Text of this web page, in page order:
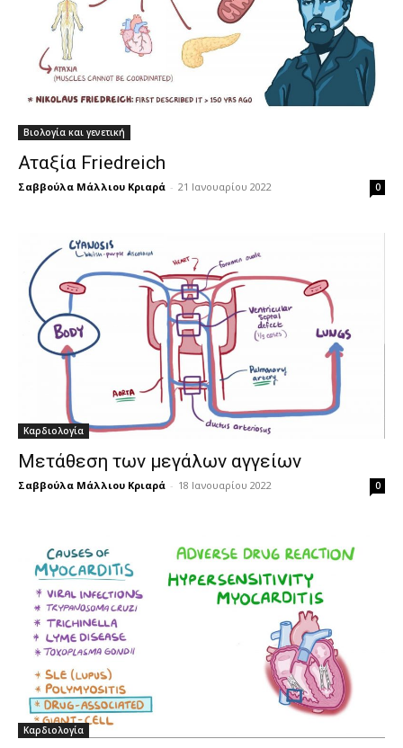
Βιολογία και γενετική
Αταξία Friedreich
Σαββούλα Μάλλιου Κριαρά - 21 Ιανουαρίου 2022 0
Καρδιολογία
Μετάθεση των μεγάλων αγγείων
Σαββούλα Μάλλιου Κριαρά - 18 Ιανουαρίου 2022 0
Καρδιολογία